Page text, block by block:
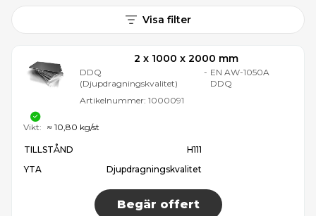
Visa filter
2 x 1000 x 2000 mm
DDQ
(Djupdragningskvalitet)
- EN AW-1050A
DDQ
Artikelnummer: 1000091
TILLSTÅND
H111
YTA
Djupdragningskvalitet
Begär offert
Vikt: ≈ 10,80 kg/st